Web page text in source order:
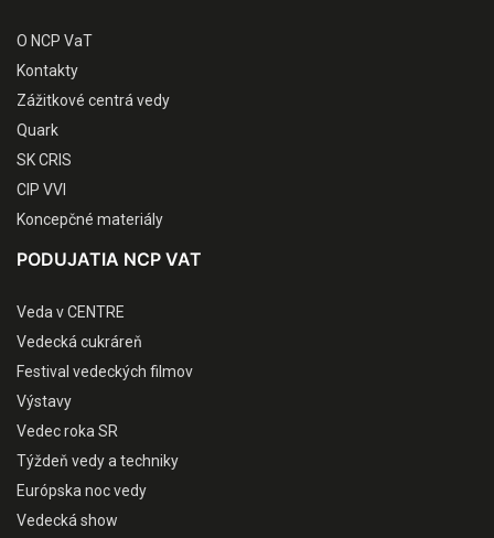
O NCP VaT
Kontakty
Zážitkové centrá vedy
Quark
SK CRIS
CIP VVI
Koncepčné materiály
PODUJATIA NCP VAT
Veda v CENTRE
Vedecká cukráreň
Festival vedeckých filmov
Výstavy
Vedec roka SR
Týždeň vedy a techniky
Európska noc vedy
Vedecká show